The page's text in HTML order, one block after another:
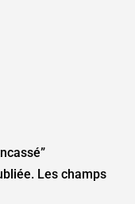
Les champs